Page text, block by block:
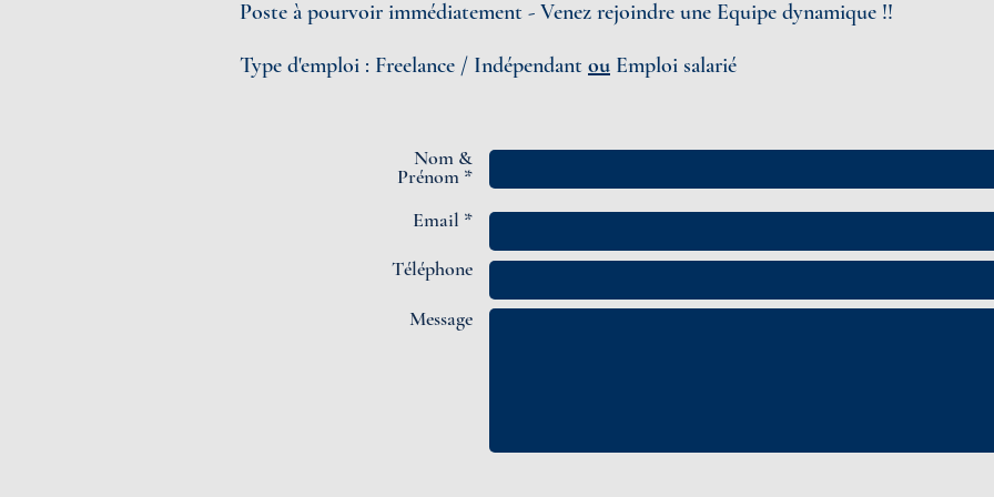
Poste à pourvoir immédiatement - Venez rejoindre une Equipe dynamique !!
Type d'emploi : Freelance / Indépendant ou Emploi salarié
Nom &
Prénom *
Email *
Téléphone
Message